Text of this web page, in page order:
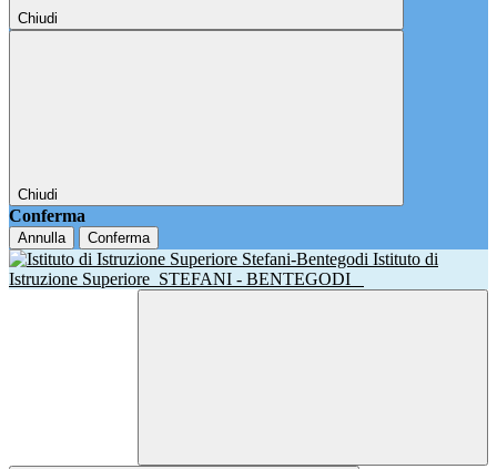
Chiudi
Chiudi
Conferma
Annulla Conferma
Istituto di
Istruzione Superiore STEFANI - BENTEGODI